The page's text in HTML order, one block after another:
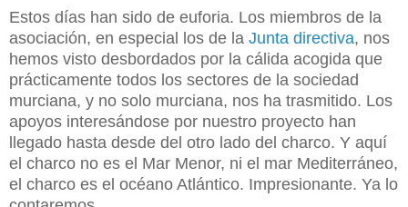
Estos días han sido de euforia. Los miembros de la
asociación, en especial los de la Junta directiva, nos
hemos visto desbordados por la cálida acogida que
prácticamente todos los sectores de la sociedad
murciana, y no solo murciana, nos ha trasmitido. Los
apoyos interesándose por nuestro proyecto han
llegado hasta desde del otro lado del charco. Y aquí
el charco no es el Mar Menor, ni el mar Mediterráneo,
el charco es el océano Atlántico. Impresionante. Ya lo